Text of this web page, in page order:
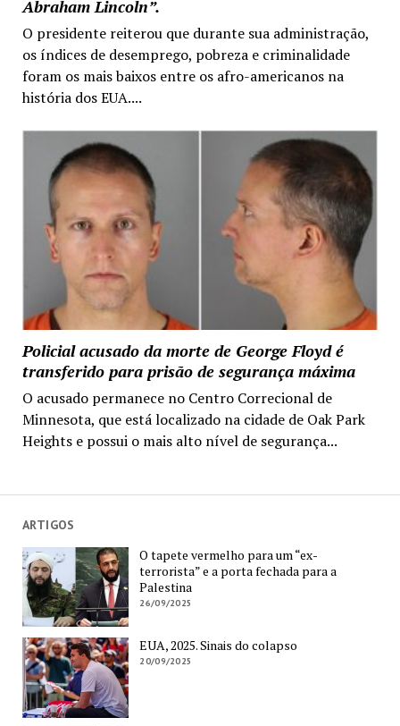
Abraham Lincoln”.
O presidente reiterou que durante sua administração,
os índices de desemprego, pobreza e criminalidade
foram os mais baixos entre os afro-americanos na
história dos EUA....
Policial acusado da morte de George Floyd é
transferido para prisão de segurança máxima
O acusado permanece no Centro Correcional de
Minnesota, que está localizado na cidade de Oak Park
Heights e possui o mais alto nível de segurança...
ARTIGOS
O tapete vermelho para um “ex-
terrorista” e a porta fechada para a
Palestina
26/09/2025
EUA, 2025. Sinais do colapso
20/09/2025